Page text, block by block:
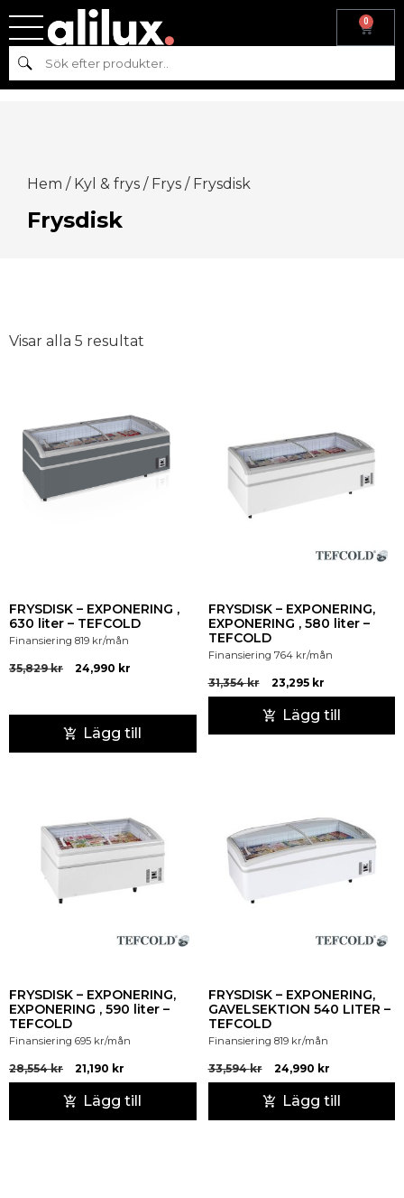
0
Sök
Hem / Kyl & frys / Frys / Frysdisk
Frysdisk
Visar alla 5 resultat
FRYSDISK – EXPONERING ,
630 liter – TEFCOLD
Finansiering 819 kr/mån
35,829kr 24,990 kr
Lägg till
FRYSDISK – EXPONERING,
EXPONERING , 580 liter –
TEFCOLD
Finansiering 764 kr/mån
31,354kr 23,295 kr
Lägg till
FRYSDISK – EXPONERING,
EXPONERING , 590 liter –
TEFCOLD
Finansiering 695 kr/mån
28,554kr 21,190 kr
Lägg till
FRYSDISK – EXPONERING,
GAVELSEKTION 540 LITER –
TEFCOLD
Finansiering 819 kr/mån
33,594kr 24,990 kr
Lägg till